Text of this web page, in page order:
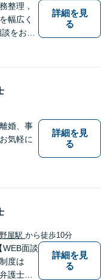
整理，
幅広く
をお聞
詳細を見
る
婚、事
気軽に
詳細を見
る
屋駅 から徒歩10分
WEB面談
度は
護士に
詳細を見
る